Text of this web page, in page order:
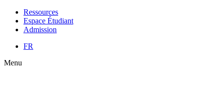
Ressources
Espace Étudiant
Admission
FR
Menu